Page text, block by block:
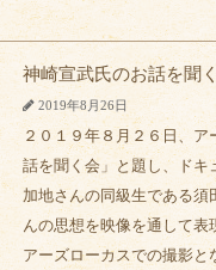
神崎宣武氏のお話を聞
2019年8月26日
２０１９年８月２６日、
話を聞く会」と題し、ドキ
加地さんの同級生である
んの思想を映像を通して表
アーズローカスでの撮影